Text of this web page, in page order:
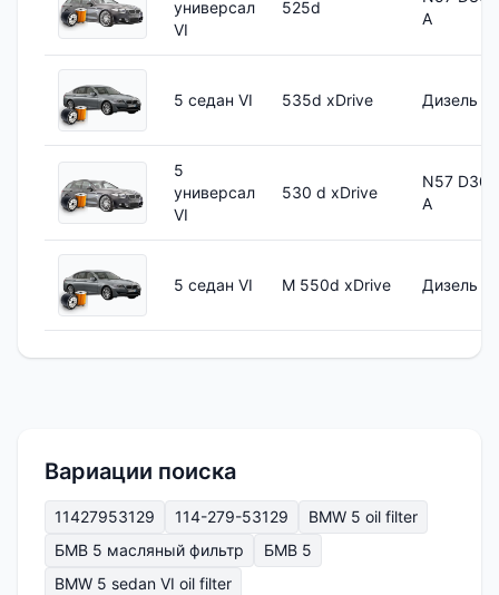
универсал
VI
525d
A
5 седан VI 535d xDrive Дизель
5
универсал
VI
530 d xDrive
N57 D30
A
5 седан VI M 550d xDrive Дизель
Вариации поиска
11427953129 114-279-53129
BMW 5 oil filter
БМВ 5 масляный фильтр
БМВ 5
BMW 5 sedan VI oil filter